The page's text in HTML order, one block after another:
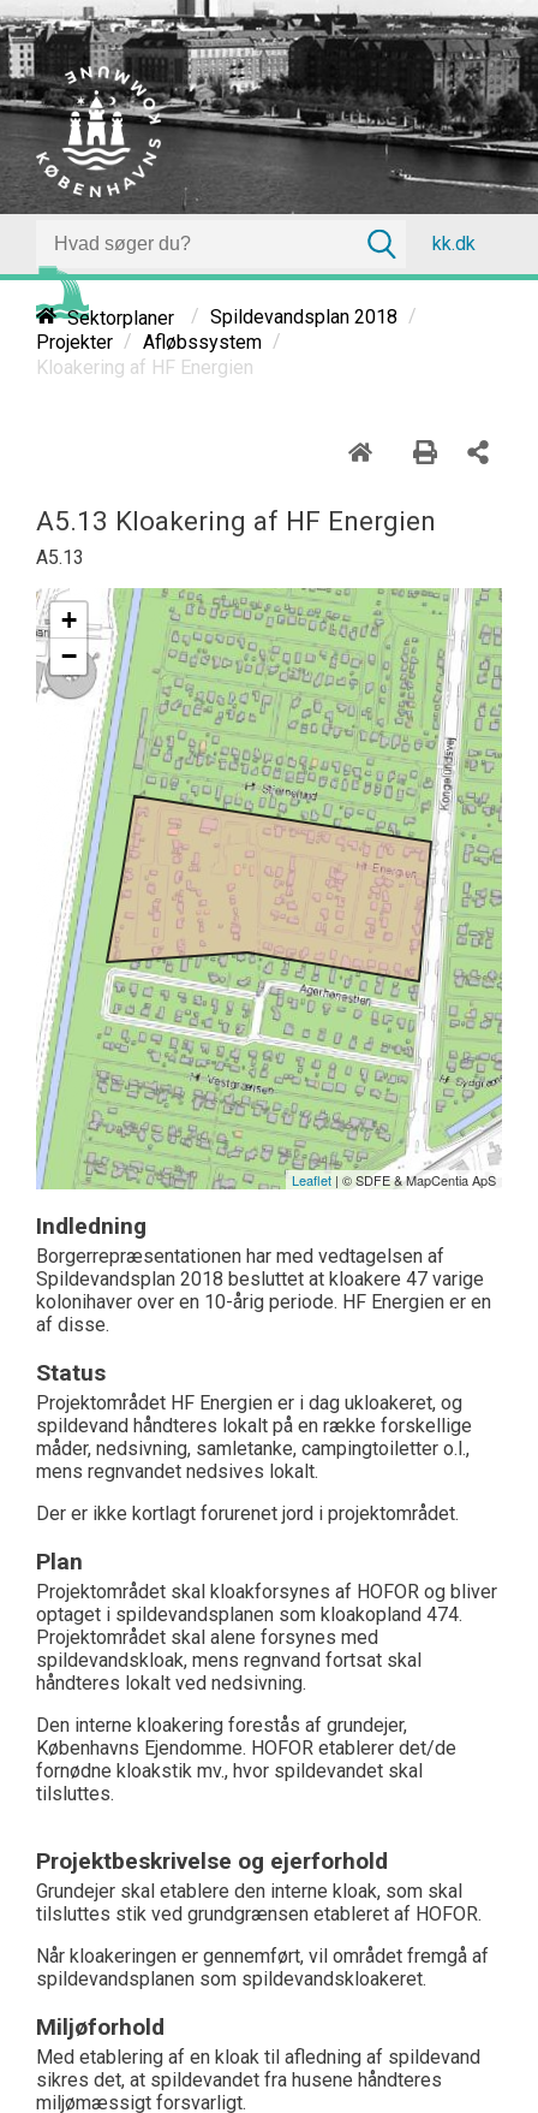
kk.dk
Sektorplaner / Spildevandsplan 2018 /
Projekter / Afløbssystem /
Kloakering af HF Energien
A5.13 Kloakering af HF Energien
A5.13
+
−
Leaflet | © SDFE & MapCentia ApS
Indledning
Borgerrepræsentationen har med vedtagelsen af
Spildevandsplan 2018 besluttet at kloakere 47 varige
kolonihaver over en 10-årig periode. HF Energien er en
af disse.
Status
Projektområdet HF Energien er i dag ukloakeret, og
spildevand håndteres lokalt på en række forskellige
måder, nedsivning, samletanke, campingtoiletter o.l.,
mens regnvandet nedsives lokalt.
Der er ikke kortlagt forurenet jord i projektområdet.
Plan
Projektområdet skal kloakforsynes af HOFOR og bliver
optaget i spildevandsplanen som kloakopland 474.
Projektområdet skal alene forsynes med
spildevandskloak, mens regnvand fortsat skal
håndteres lokalt ved nedsivning.
Den interne kloakering forestås af grundejer,
Københavns Ejendomme. HOFOR etablerer det/de
fornødne kloakstik mv., hvor spildevandet skal
tilsluttes.
Projektbeskrivelse og ejerforhold
Grundejer skal etablere den interne kloak, som skal
tilsluttes stik ved grundgrænsen etableret af HOFOR.
Når kloakeringen er gennemført, vil området fremgå af
spildevandsplanen som spildevandskloakeret.
Miljøforhold
Med etablering af en kloak til afledning af spildevand
sikres det, at spildevandet fra husene håndteres
miljømæssigt forsvarligt.